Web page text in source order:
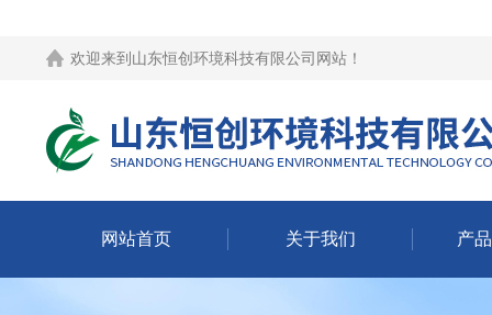
欢迎来到 山东恒创环境科技有限公司网站 ！
网站首页 关于我们 产